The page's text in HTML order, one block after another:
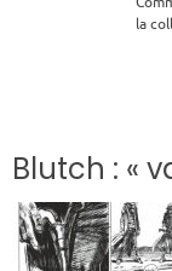
la
Blutch : «